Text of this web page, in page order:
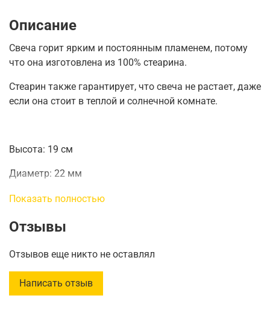
Описание
Свеча горит ярким и постоянным пламенем, потому
что она изготовлена из 100% стеарина.
Стеарин также гарантирует, что свеча не растает, даже
если она стоит в теплой и солнечной комнате.
Высота: 19 см
Диаметр: 22 мм
Время горения:6 часов
Количество в упаковке:
Показать полностью
Отзывы
Отзывов еще никто не оставлял
Написать отзыв